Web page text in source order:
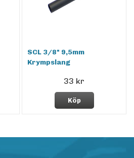
SCL 3/8" 9,5mm
Krympslang
33 kr
Köp